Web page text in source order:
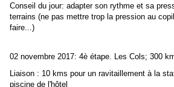
Conseil du jour: adapter son rythme et sa
terrains (ne pas mettre trop la pression au
faire...)
02 novembre 2017: 4è étape. Les Cols; 300
Liaison : 10 kms pour un ravitaillement à la
piscine de l'hôtel